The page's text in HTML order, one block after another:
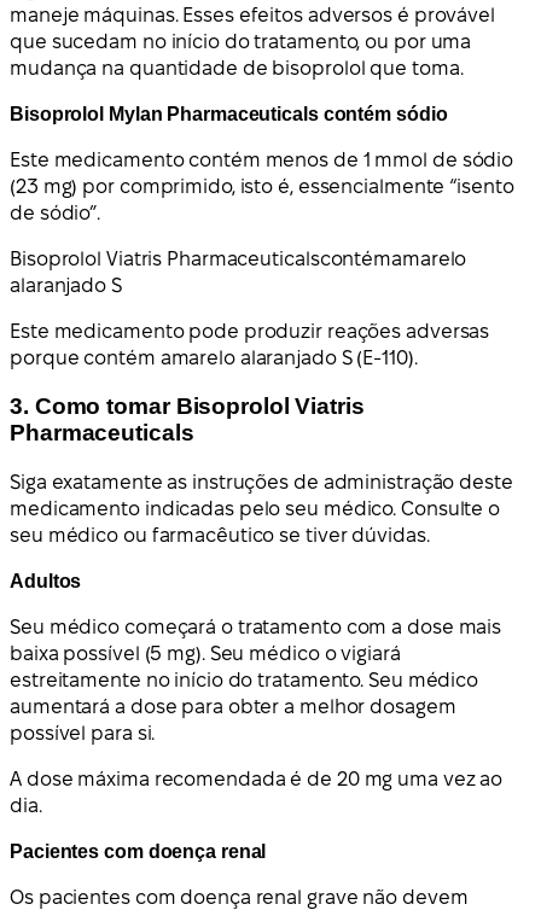
maneje máquinas. Esses efeitos adversos é provável
que sucedam no início do tratamento, ou por uma
mudança na quantidade de bisoprolol que toma.
Bisoprolol Mylan Pharmaceuticals contém sódio
Este medicamento contém menos de 1 mmol de sódio
(23 mg) por comprimido, isto é, essencialmente “isento
de sódio”.
Bisoprolol Viatris Pharmaceuticalscontémamarelo
alaranjado S
Este medicamento pode produzir reações adversas
porque contém amarelo alaranjado S (E-110).
3. Como tomar Bisoprolol Viatris
Pharmaceuticals
Siga exatamente as instruções de administração deste
medicamento indicadas pelo seu médico. Consulte o
seu médico ou farmacêutico se tiver dúvidas.
Adultos
Seu médico começará o tratamento com a dose mais
baixa possível (5 mg). Seu médico o vigiará
estreitamente no início do tratamento. Seu médico
aumentará a dose para obter a melhor dosagem
possível para si.
A dose máxima recomendada é de 20 mg uma vez ao
dia.
Pacientes com doença renal
Os pacientes com doença renal grave não devem